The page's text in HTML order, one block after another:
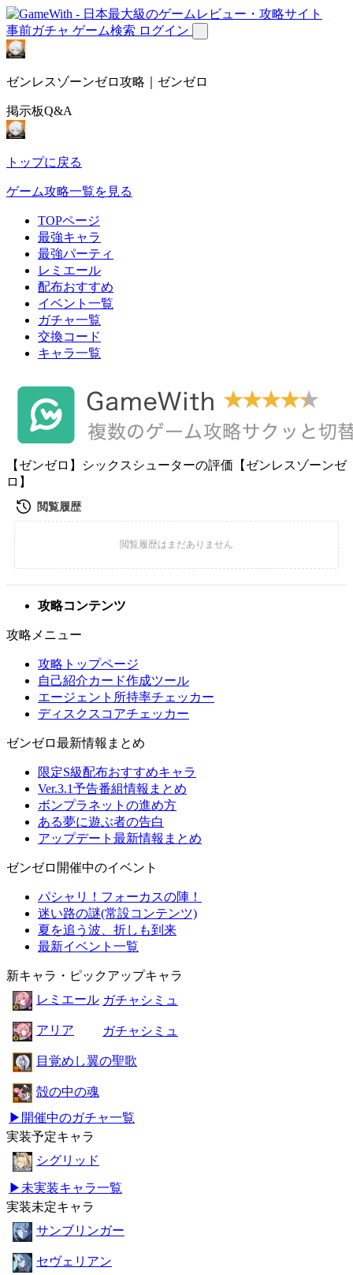
事前ガチャ ゲーム検索 ログイン
ゼンレスゾーンゼロ攻略｜ゼンゼロ
掲示板Q&A
トップに戻る
ゲーム攻略一覧を見る
TOPページ
最強キャラ
最強パーティ
レミエール
配布おすすめ
イベント一覧
ガチャ一覧
交換コード
キャラ一覧
【ゼンゼロ】シックスシューターの評価【ゼンレスゾーンゼ
ロ】
攻略コンテンツ
攻略メニュー
攻略トップページ
自己紹介カード作成ツール
エージェント所持率チェッカー
ディスクスコアチェッカー
ゼンゼロ最新情報まとめ
限定S級配布おすすめキャラ
Ver.3.1予告番組情報まとめ
ボンプラネットの進め方
ある夢に遊ぶ者の告白
アップデート最新情報まとめ
ゼンゼロ開催中のイベント
パシャリ！フォーカスの陣！
迷い路の謎(常設コンテンツ)
夏を追う波、折しも到来
最新イベント一覧
新キャラ・ピックアップキャラ
レミエール ガチャシミュ
アリア ガチャシミュ
目覚めし翼の聖歌
殻の中の魂
▶開催中のガチャ一覧
実装予定キャラ
シグリッド
▶未実装キャラ一覧
実装未定キャラ
サンブリンガー
セヴェリアン